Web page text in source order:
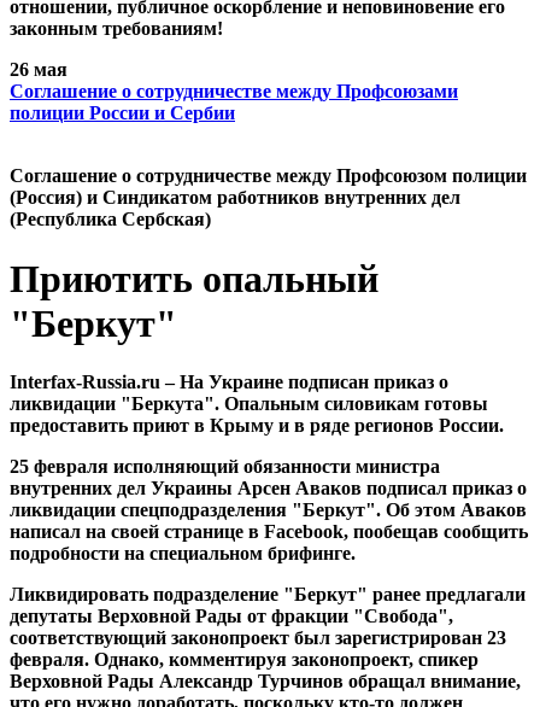
отношении, публичное оскорбление и неповиновение его
законным требованиям!
26 мая
Cоглашение о сотрудничестве между Профсоюзами
полиции России и Сербии
Cоглашение о сотрудничестве между Профсоюзом полиции
(Россия) и Синдикатом работников внутренних дел
(Республика Сербская)
Приютить опальный
"Беркут"
Interfax-Russia.ru – На Украине подписан приказ о
ликвидации "Беркута". Опальным силовикам готовы
предоставить приют в Крыму и в ряде регионов России.
25 февраля исполняющий обязанности министра
внутренних дел Украины Арсен Аваков подписал приказ о
ликвидации спецподразделения "Беркут". Об этом Аваков
написал на своей странице в Facebook, пообещав сообщить
подробности на специальном брифинге.
Ликвидировать подразделение "Беркут" ранее предлагали
депутаты Верховной Рады от фракции "Свобода",
соответствующий законопроект был зарегистрирован 23
февраля. Однако, комментируя законопроект, спикер
Верховной Рады Александр Турчинов обращал внимание,